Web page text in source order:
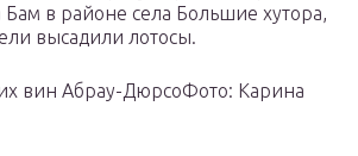
Бам в районе села Большие хутора,
высадили лотосы.
вин Абрау-ДюрсоФото: Карина